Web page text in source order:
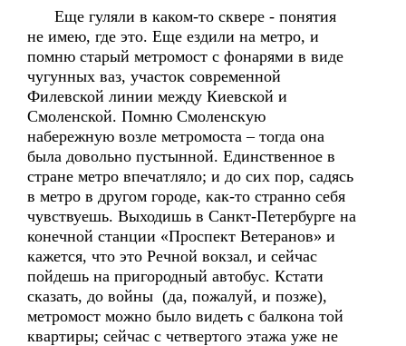
Еще гуляли в каком-то сквере - понятия
не имею, где это. Еще ездили на метро, и
помню старый метромост с фонарями в виде
чугунных ваз, участок современной
Филевской линии между Киевской и
Смоленской. Помню Смоленскую
набережную возле метромоста – тогда она
была довольно пустынной. Единственное в
стране метро впечатляло; и до сих пор, садясь
в метро в другом городе, как-то странно себя
чувствуешь. Выходишь в Санкт-Петербурге на
конечной станции «Проспект Ветеранов» и
кажется, что это Речной вокзал, и сейчас
пойдешь на пригородный автобус. Кстати
сказать, до войны (да, пожалуй, и позже),
метромост можно было видеть с балкона той
квартиры; сейчас с четвертого этажа уже не